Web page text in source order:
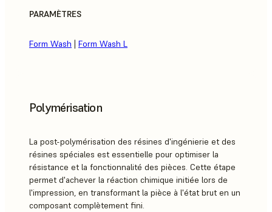
PARAMÈTRES
Form Wash | Form Wash L
Polymérisation
La post-polymérisation des résines d'ingénierie et des
résines spéciales est essentielle pour optimiser la
résistance et la fonctionnalité des pièces. Cette étape
permet d'achever la réaction chimique initiée lors de
l'impression, en transformant la pièce à l'état brut en un
composant complètement fini.